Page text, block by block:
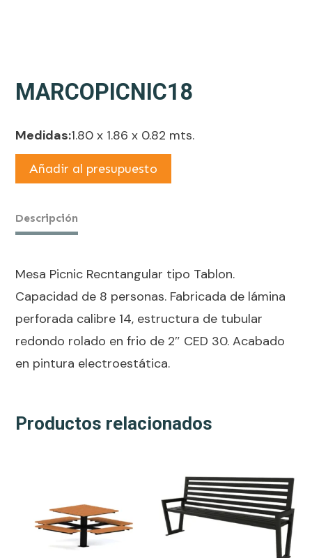
MARCOPICNIC18
Medidas:1.80 x 1.86 x 0.82 mts.
Añadir al presupuesto
Descripción
Mesa Picnic Recntangular tipo Tablon.
Capacidad de 8 personas. Fabricada de lámina
perforada calibre 14, estructura de tubular
redondo rolado en frio de 2″ CED 30. Acabado
en pintura electroestática.
Productos relacionados